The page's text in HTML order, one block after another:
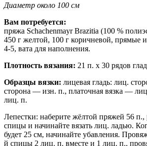
Диаметр около 100 см
Вам потребуется:
пряжа Schachenmayr Brazitia (100 %
450 г желтой, 100 г коричневой,
4-5, вата для наполнения.
Плотность вязания: 21 п. х 30 рядов
Образцы вязки: лицевая гладь: лиц.
сторона — изн. п., платочная вязка —
лиц. п.
Лепестки: наберите жёлтой пряжей 56 п.,
спицы и начинайте вязать лиц. ладью.
будет 25 см, начинайте убавления.
й спицы 2 лиц. п. вместе и 1 лиц. п.,